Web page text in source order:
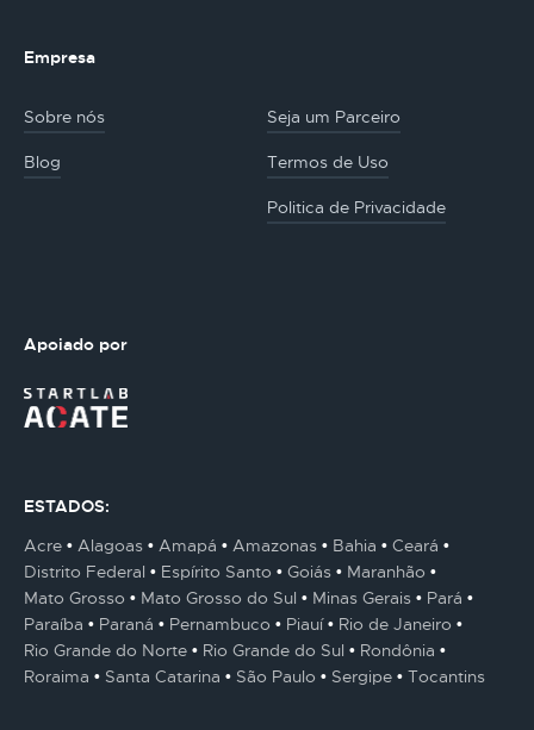
Empresa
Sobre nós Seja um Parceiro
Blog Termos de Uso
Politica de Privacidade
Apoiado por
ESTADOS:
Acre
Alagoas Amapá Amazonas Bahia
Ceará
Distrito Federal
Espírito Santo Goiás
Maranhão
Mato Grosso
Mato Grosso do Sul Minas Gerais
Pará
Paraíba
Paraná Pernambuco Piauí
Rio de Janeiro
Rio Grande do Norte
Rio Grande do Sul
Rondônia
Roraima
Santa Catarina São Paulo Sergipe Tocantins